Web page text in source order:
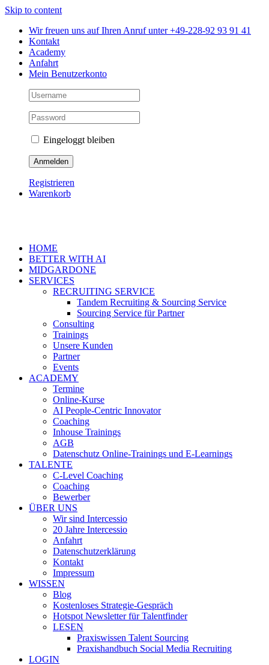
Skip to content
Wir freuen uns auf Ihren Anruf unter +49-228-92 93 91 41
Kontakt
Academy
Anfahrt
Mein Benutzerkonto
Eingeloggt bleiben
Registrieren
Warenkorb
HOME
BETTER WITH AI
MIDGARDONE
SERVICES
RECRUITING SERVICE
Tandem Recruiting & Sourcing Service
Sourcing Service für Partner
Consulting
Trainings
Unsere Kunden
Partner
Events
ACADEMY
Termine
Online-Kurse
AI People-Centric Innovator
Coaching
Inhouse Trainings
AGB
Datenschutz Online-Trainings und E-Learnings
TALENTE
C-Level Coaching
Coaching
Bewerber
ÜBER UNS
Wir sind Intercessio
20 Jahre Intercessio
Anfahrt
Datenschutzerklärung
Kontakt
Impressum
WISSEN
Blog
Kostenloses Strategie-Gespräch
Hotspot Newsletter für Talentfinder
LESEN
Praxiswissen Talent Sourcing
Praxishandbuch Social Media Recruiting
LOGIN